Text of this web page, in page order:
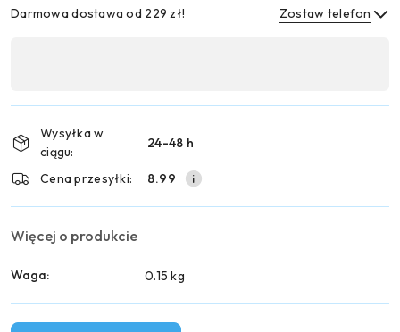
Darmowa dostawa od 229 zł! Zostaw telefon
płatność
dostawa
Wysyłka w
ciągu:
24-48 h
Cena przesyłki: 8.99
Więcej o produkcie
Waga: 0.15 kg